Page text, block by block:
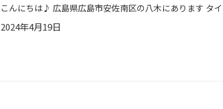
2024年4月19日